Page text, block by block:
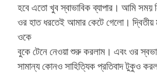
হবে এতো খুব স্বাভাবিক ব্যাপার। আমি সময়
ওর হাত ধরতেই আমার কেটে গেলো। দ্বিতীয়
ওকে
বুকে টেনে নেওয়া শুরু করলাম। এবং ওর
সামান্য কোনও সাহিত্যিক প্রতিবাদ টুকুও